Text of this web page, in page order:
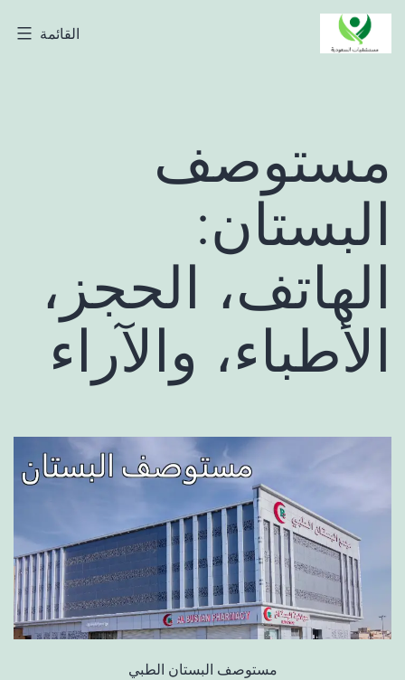
التخطي
مستشفيات
القائمة
مستوصف
البستان:
الهاتف، الحجز،
الأطباء، والآراء
مستوصف البستان الطبي